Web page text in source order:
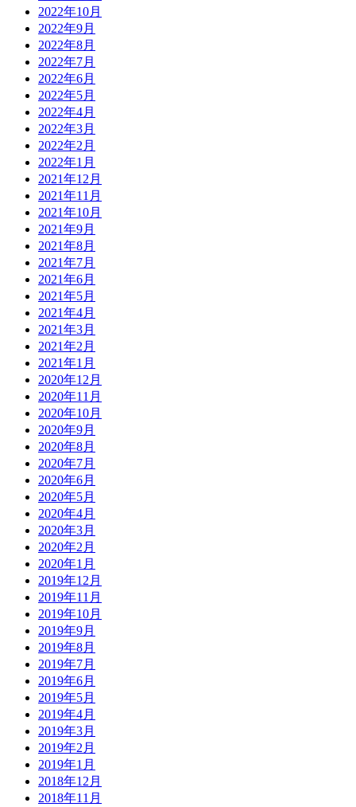
2022年10月
2022年9月
2022年8月
2022年7月
2022年6月
2022年5月
2022年4月
2022年3月
2022年2月
2022年1月
2021年12月
2021年11月
2021年10月
2021年9月
2021年8月
2021年7月
2021年6月
2021年5月
2021年4月
2021年3月
2021年2月
2021年1月
2020年12月
2020年11月
2020年10月
2020年9月
2020年8月
2020年7月
2020年6月
2020年5月
2020年4月
2020年3月
2020年2月
2020年1月
2019年12月
2019年11月
2019年10月
2019年9月
2019年8月
2019年7月
2019年6月
2019年5月
2019年4月
2019年3月
2019年2月
2019年1月
2018年12月
2018年11月